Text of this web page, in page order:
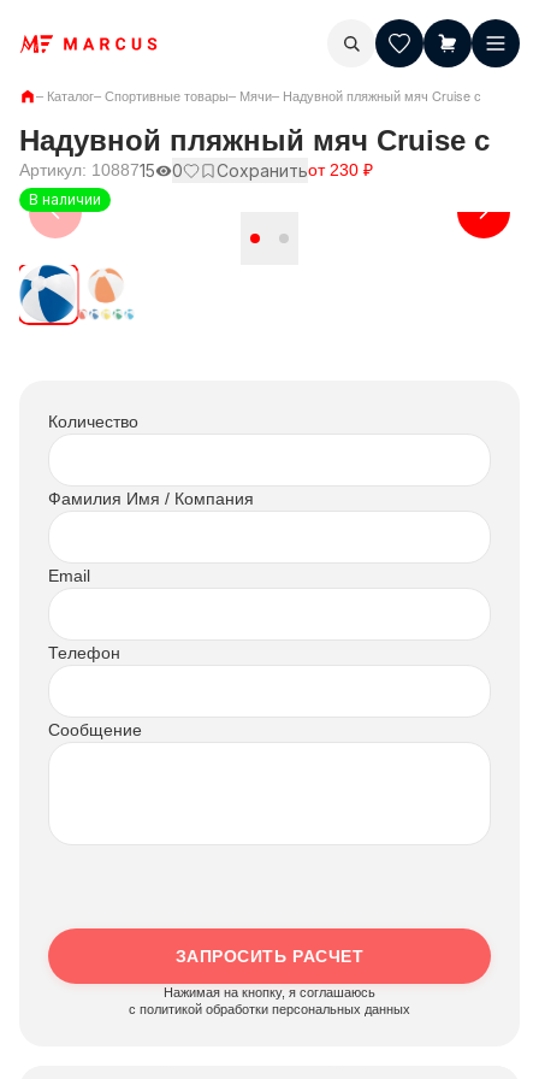
– Каталог–Спортивные товары– Мячи– Надувной пляжный мяч Cruise с
Надувной пляжный мяч Cruise с
Артикул: 1088715 0 Сохранитьот 230 ₽
В наличии
Количество
Фамилия Имя / Компания
Email
Телефон
Сообщение
ЗАПРОСИТЬ РАСЧЕТ
Нажимая на кнопку, я соглашаюсь
c политикой обработки персональных данных